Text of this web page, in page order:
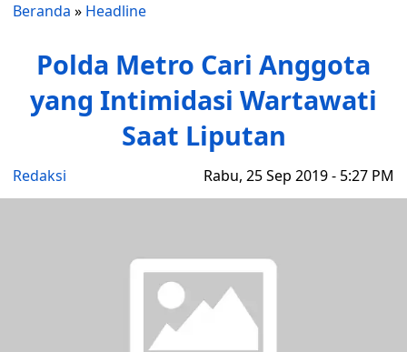
Beranda » Headline
Polda Metro Cari Anggota
yang Intimidasi Wartawati
Saat Liputan
Redaksi Rabu, 25 Sep 2019 - 5:27 PM